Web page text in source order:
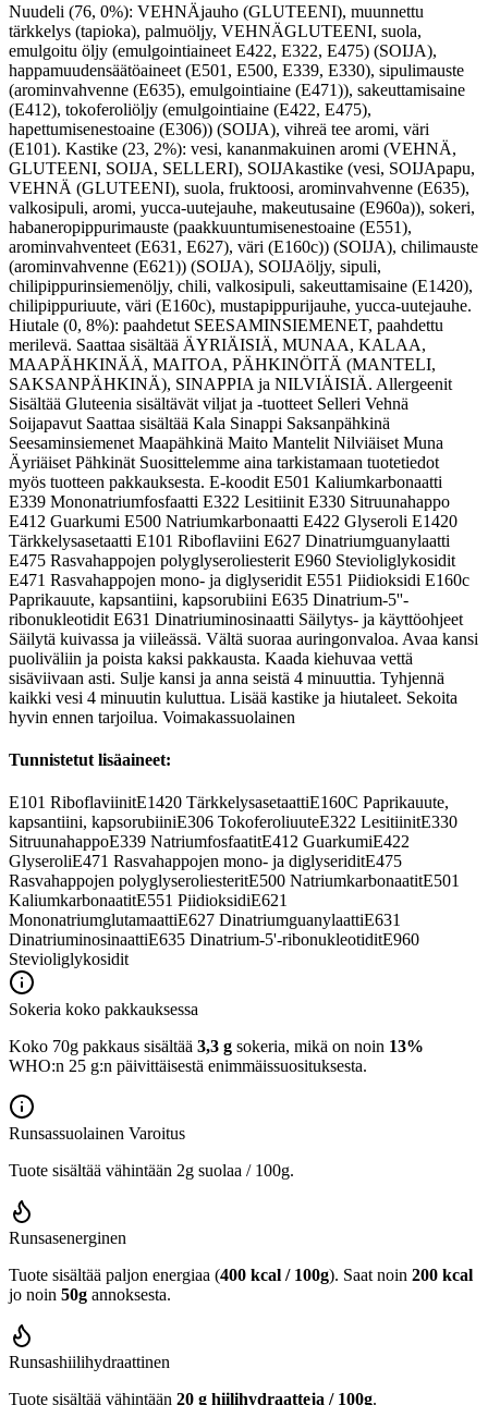
Nuudeli (76, 0%): VEHNÄjauho (GLUTEENI), muunnettu
tärkkelys (tapioka), palmuöljy, VEHNÄGLUTEENI, suola,
emulgoitu öljy (emulgointiaineet E422, E322, E475) (SOIJA),
happamuudensäätöaineet (E501, E500, E339, E330), sipulimauste
(arominvahvenne (E635), emulgointiaine (E471)), sakeuttamisaine
(E412), tokoferoliöljy (emulgointiaine (E422, E475),
hapettumisenestoaine (E306)) (SOIJA), vihreä tee aromi, väri
(E101). Kastike (23, 2%): vesi, kananmakuinen aromi (VEHNÄ,
GLUTEENI, SOIJA, SELLERI), SOIJAkastike (vesi, SOIJApapu,
VEHNÄ (GLUTEENI), suola, fruktoosi, arominvahvenne (E635),
valkosipuli, aromi, yucca-uutejauhe, makeutusaine (E960a)), sokeri,
habaneropippurimauste (paakkuuntumisenestoaine (E551),
arominvahventeet (E631, E627), väri (E160c)) (SOIJA), chilimauste
(arominvahvenne (E621)) (SOIJA), SOIJAöljy, sipuli,
chilipippurinsiemenöljy, chili, valkosipuli, sakeuttamisaine (E1420),
chilipippuriuute, väri (E160c), mustapippurijauhe, yucca-uutejauhe.
Hiutale (0, 8%): paahdetut SEESAMINSIEMENET, paahdettu
merilevä. Saattaa sisältää ÄYRIÄISIÄ, MUNAA, KALAA,
MAAPÄHKINÄÄ, MAITOA, PÄHKINÖITÄ (MANTELI,
SAKSANPÄHKINÄ), SINAPPIA ja NILVIÄISIÄ. Allergeenit
Sisältää Gluteenia sisältävät viljat ja -tuotteet Selleri Vehnä
Soijapavut Saattaa sisältää Kala Sinappi Saksanpähkinä
Seesaminsiemenet Maapähkinä Maito Mantelit Nilviäiset Muna
Äyriäiset Pähkinät Suosittelemme aina tarkistamaan tuotetiedot
myös tuotteen pakkauksesta. E-koodit E501 Kaliumkarbonaatti
E339 Mononatriumfosfaatti E322 Lesitiinit E330 Sitruunahappo
E412 Guarkumi E500 Natriumkarbonaatti E422 Glyseroli E1420
Tärkkelysasetaatti E101 Riboflaviini E627 Dinatriumguanylaatti
E475 Rasvahappojen polyglyseroliesterit E960 Stevioliglykosidit
E471 Rasvahappojen mono- ja diglyseridit E551 Piidioksidi E160c
Paprikauute, kapsantiini, kapsorubiini E635 Dinatrium-5''-
ribonukleotidit E631 Dinatriuminosinaatti Säilytys- ja käyttöohjeet
Säilytä kuivassa ja viileässä. Vältä suoraa auringonvaloa. Avaa kansi
puoliväliin ja poista kaksi pakkausta. Kaada kiehuvaa vettä
sisäviivaan asti. Sulje kansi ja anna seistä 4 minuuttia. Tyhjennä
kaikki vesi 4 minuutin kuluttua. Lisää kastike ja hiutaleet. Sekoita
hyvin ennen tarjoilua. Voimakassuolainen
Tunnistetut lisäaineet:
E101 RiboflaviinitE1420 TärkkelysasetaattiE160C Paprikauute,
kapsantiini, kapsorubiiniE306 TokoferoliuuteE322 LesitiinitE330
SitruunahappoE339 NatriumfosfaatitE412 GuarkumiE422
GlyseroliE471 Rasvahappojen mono- ja diglyseriditE475
Rasvahappojen polyglyseroliesteritE500 NatriumkarbonaatitE501
KaliumkarbonaatitE551 PiidioksidiE621
MononatriumglutamaattiE627 DinatriumguanylaattiE631
DinatriuminosinaattiE635 Dinatrium-5'-ribonukleotiditE960
Stevioliglykosidit
Sokeria koko pakkauksessa
Koko 70g pakkaus sisältää 3,3 g sokeria, mikä on noin 13%
WHO:n 25 g:n päivittäisestä enimmäissuosituksesta.
Runsassuolainen Varoitus
Tuote sisältää vähintään 2g suolaa / 100g.
Runsasenerginen
Tuote sisältää paljon energiaa (400 kcal / 100g). Saat noin 200 kcal
jo noin 50g annoksesta.
Runsashiilihydraattinen
Tuote sisältää vähintään 20 g hiilihydraatteja / 100g.